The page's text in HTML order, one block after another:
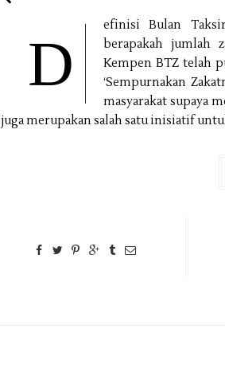
D
efinisi Bulan
berapakah jumlah
Kempen BTZ telah
‘Sempurnakan
masyarakat supaya
juga merupakan salah satu inisiatif